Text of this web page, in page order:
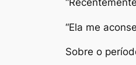
“Ela me
Sobre o